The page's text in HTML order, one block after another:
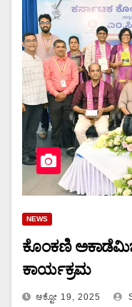
NEWS
ಕೊಂಕಣಿ ಅಕಾಡೆಮಿಚೆ
ಕಾರ್ಯಕ್ರಮ
ಆಕ್ಟೋ 19, 2025